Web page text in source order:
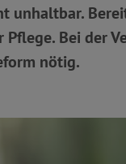
unhaltbar.
Bei der
nötig.